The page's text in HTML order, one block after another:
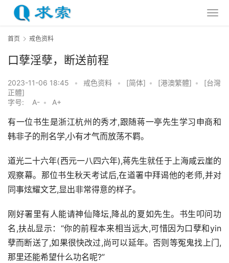
首页 戒色资料
口孽淫孽，断送前程
2023-11-06 18:45 • 戒色资料 • [简体] • [港澳繁體] •
[台灣
正體]
字号:
A- • A+
有一位书生是浙江杭州的秀才,跟随蒋一亭先生学习申商和
韩非子的刑名学,小有才气而放荡不羁。
道光二十六年(西元一八四六年),蒋先生就任于上海咸云崖的
观察幕。那位书生秋天考试后,在道署中拜谒他的老师,并对
同事炫耀文艺,显出非常得意的样子。
刚好署里有人能请神仙降坛,降乩的夏如先生。书生叩问功
名,扶乩显示：“你的前程本来相当远大,可惜因为口孽和yin
孽而断送了,如果很快改过,尚可以延年。否则等冤鬼找上门,
那里还能希望什么功名呢?”